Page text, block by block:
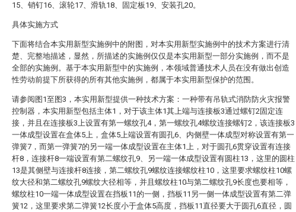
15、销钉16、滚轮17、滑轨18、固定板19、安装孔20。
具体实施方式
下面将结合本实用新型实施例中的附图，对本实用新型实施例中的技术方案进行清
楚、完整地描述，显然，所描述的实施例仅仅是本实用新型一部分实施例，而不是
全部的实施例。基于本实用新型中的实施例，本领域普通技术人员在没有做出创造
性劳动前提下所获得的所有其他实施例，都属于本实用新型保护的范围。
请参阅图1至图3，本实用新型提供一种技术方案：一种带有吊轨式消防防火灾报警
控制器，本实用新型包括主体1，对于该主体1其上端与连接板3通过螺钉2固定连
接，并且在连接板3上设置有第一螺纹孔4，第一螺纹孔4螺纹连接螺钉2，该连接板3
一体成型设置在盒体5上，盒体5上端设置有圆孔6、内侧壁一体成型对称设置有第一
弹簧7，而第一弹簧7的另一端一体成型设置在主体1上，对于圆孔6贯穿设置有连接
杆8，连接杆8一端设置有第二螺纹孔9、另一端一体成型设置有圆柱13，这里的圆柱
13是其侧壁与连接杆8连接，第二螺纹孔9螺纹连接螺纹柱10，这里要求螺纹柱10螺
纹大径和第二螺纹孔9螺纹大径相等，并且螺纹柱10与第二螺纹孔9长度也要相等，
螺纹柱10一端一体成型设置在挡板11的一侧，挡板11另一侧一体成型设置有第二弹
簧12，这里要求第二弹簧12长度小于盒体5高度，挡板11直径要大于圆孔6直径，圆